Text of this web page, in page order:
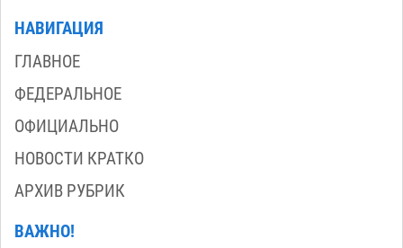
НАВИГАЦИЯ
ГЛАВНОЕ
ФЕДЕРАЛЬНОЕ
ОФИЦИАЛЬНО
НОВОСТИ КРАТКО
АРХИВ РУБРИК
ВАЖНО!